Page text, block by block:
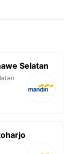
Selatan